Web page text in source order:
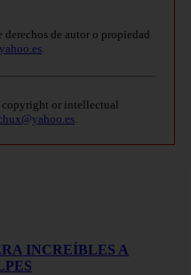
de autor o propiedad
or intellectual
INCREÍBLES A